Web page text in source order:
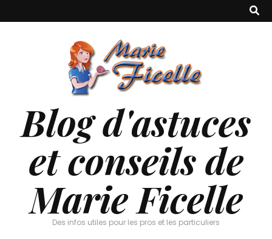
Blog d'astuces
et conseils de
Marie Ficelle
Des infos utiles pour les pros et les particuliers